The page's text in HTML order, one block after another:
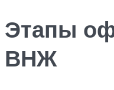
Этапы
ВНЖ